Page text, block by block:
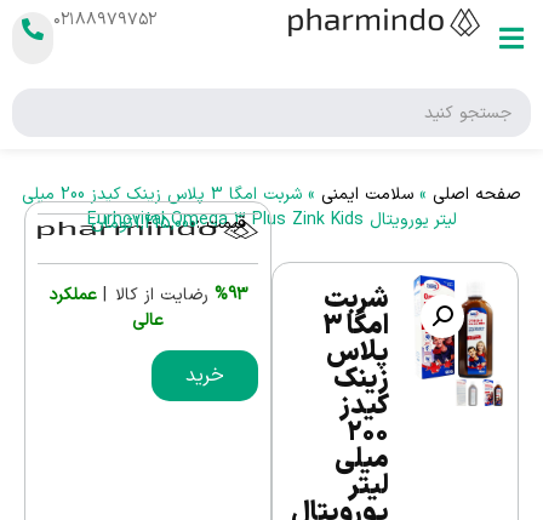
۰۲۱۸۸۹۷۹۷۵۲
صفحه اصلی » سلامت ایمنی »
شربت امگا 3 پلاس زینک کیدز 200 میلی
لیتر یورویتال Eurhovital Omega 3 Plus Zink Kids
شربت
امگا 3
پلاس
زینک
کیدز
200
میلی
لیتر
قیمت :1,215,000تومان
%93 رضایت از کالا | عملکرد
عالی
خرید